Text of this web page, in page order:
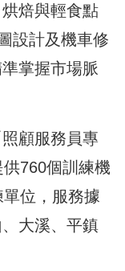
焙與輕食點
設計及機車修
掌握市場脈
顧服務員專
760個訓練機
位，服務據
大溪、平鎮